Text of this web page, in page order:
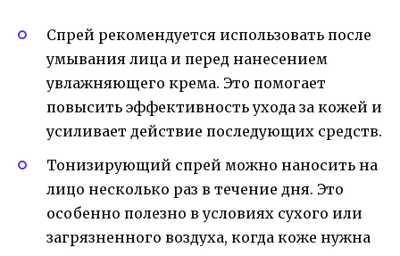
Спрей рекомендуется использовать после
умывания лица и перед нанесением
увлажняющего крема. Это помогает
повысить эффективность ухода за кожей и
усиливает действие последующих средств.
Тонизирующий спрей можно наносить на
лицо несколько раз в течение дня. Это
особенно полезно в условиях сухого или
загрязненного воздуха, когда коже нужна